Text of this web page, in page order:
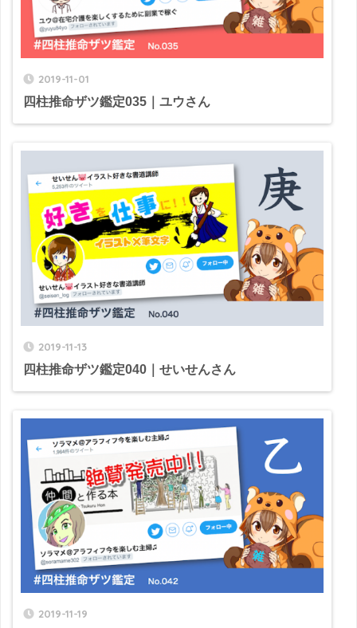
2019-11-01
四柱推命ザツ鑑定035｜ユウさん
2019-11-13
四柱推命ザツ鑑定040｜せいせんさん
2019-11-19